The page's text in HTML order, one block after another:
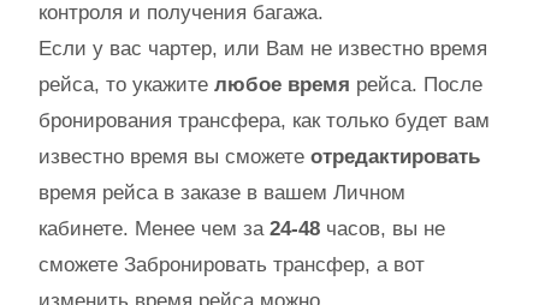
контроля и получения багажа.
Если у вас чартер, или Вам не известно время
рейса, то укажите любое время рейса. После
бронирования трансфера, как только будет вам
известно время вы сможете отредактировать
время рейса в заказе в вашем Личном
кабинете. Менее чем за 24-48 часов, вы не
сможете Забронировать трансфер, а вот